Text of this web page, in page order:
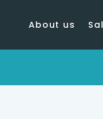
About us